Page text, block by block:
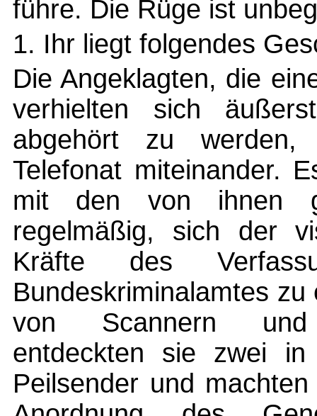
führe. Die Rüge ist
1. Ihr liegt folgendes
Die Angeklagten, die
verhielten sich
abgehört zu werden,
Telefonat miteinander.
mit den von ihnen
regelmäßig, sich der
Kräfte des
Bundeskriminalamtes
von Scannern und
entdeckten sie zwei in
Peilsender und